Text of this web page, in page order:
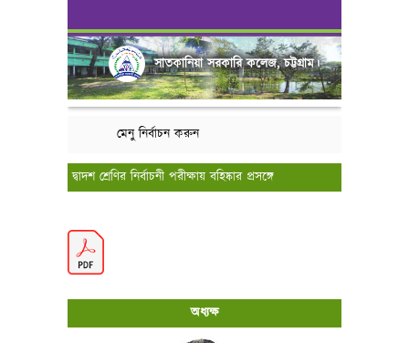
সাতকানিয়া সরকারি কলেজ, চট্টগ্রাম।
মেনু নির্বাচন করুন
দ্বাদশ শ্রেণির নির্বাচনী পরীক্ষায় বহিষ্কার প্রসঙ্গে
অধ্যক্ষ